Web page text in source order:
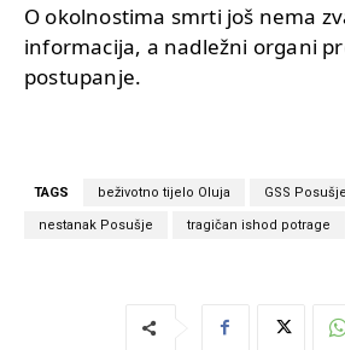
O okolnostima smrti još nema
informacija, a nadležni organi
postupanje.
TAGS beživotno tijelo Oluja GSS Posušje
nestanak Posušje tragičan ishod potrage